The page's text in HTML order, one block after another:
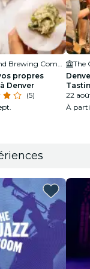
Novel Strand Brewing Company
propres
Denver
(5)
The
22
À